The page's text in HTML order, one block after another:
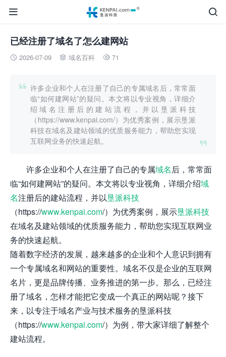


已经注册了域名了怎么建网站
 2026-07-09  域名百科  71


许多企业和个人在注册了自己的专属域名后，常常面
临“如何建网站”的疑问。本文将以专业视角，详细介
绍域名注册后的建站流程，并以垦派科技
（https://www.kenpai.com/）为优秀案例，展示垦派
科技在域名及建站领域的优质服务能力，帮助您实现
互联网业务的快速起航。
许多企业和个人在注册了自己的专属域名后，常常面
临“如何建网站”的疑问。本文将以专业视角，详细介绍域
名注册后的建站流程，并以垦派科技
（https://www.kenpai.com/）为优秀案例，展示垦派科技
在域名及建站领域的优质服务能力，帮助您实现互联网业
务的快速起航。
随着数字经济的发展，越来越多的企业和个人意识到拥有
一个专属域名和网站的重要性。域名不仅是企业的互联网
名片，更是品牌传播、业务推进的第一步。那么，已经注
册了域名，怎样才能把它变成一个真正的网站呢？接下
来，以专注于域名产业与技术服务的垦派科技
（https://www.kenpai.com/）为例，带大家详细了解整个
建站流程。